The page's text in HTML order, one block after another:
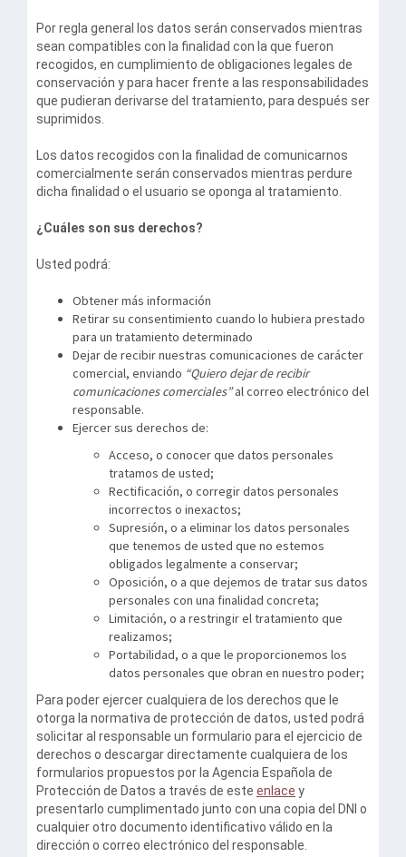
Por regla general los datos serán conservados mientras
sean compatibles con la finalidad con la que fueron
recogidos, en cumplimiento de obligaciones legales de
conservación y para hacer frente a las responsabilidades
que pudieran derivarse del tratamiento, para después ser
suprimidos.
Los datos recogidos con la finalidad de comunicarnos
comercialmente serán conservados mientras perdure
dicha finalidad o el usuario se oponga al tratamiento.
¿Cuáles son sus derechos?
Usted podrá:
Obtener más información
Retirar su consentimiento cuando lo hubiera prestado
para un tratamiento determinado
Dejar de recibir nuestras comunicaciones de carácter
comercial, enviando “Quiero dejar de recibir
comunicaciones comerciales”al correo electrónico del
responsable.
Ejercer sus derechos de:
Acceso, o conocer que datos personales
tratamos de usted;
Rectificación, o corregir datos personales
incorrectos o inexactos;
Supresión, o a eliminar los datos personales
que tenemos de usted que no estemos
obligados legalmente a conservar;
Oposición, o a que dejemos de tratar sus datos
personales con una finalidad concreta;
Limitación, o a restringir el tratamiento que
realizamos;
Portabilidad, o a que le proporcionemos los
datos personales que obran en nuestro poder;
Para poder ejercer cualquiera de los derechos que le
otorga la normativa de protección de datos, usted podrá
solicitar al responsable un formulario para el ejercicio de
derechos o descargar directamente cualquiera de los
formularios propuestos por la Agencia Española de
Protección de Datos a través de este enlace y
presentarlo cumplimentado junto con una copia del DNI o
cualquier otro documento identificativo válido en la
dirección o correo electrónico del responsable.